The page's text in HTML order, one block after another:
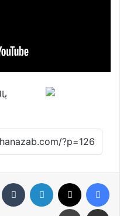
فيسبوك لينكدإن
مشاركة عبر البريد طباعة